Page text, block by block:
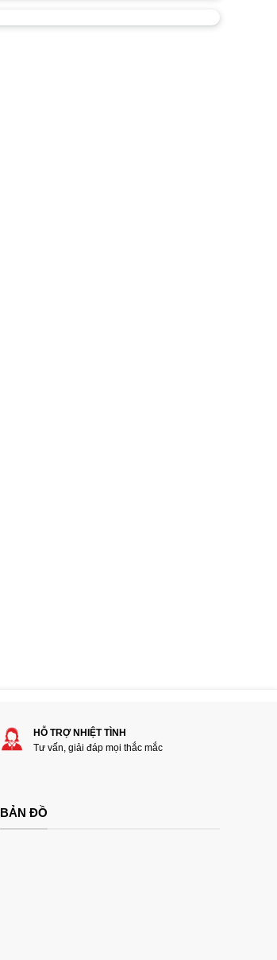
HỖ TRỢ NHIỆT TÌNH
Tư vấn, giải đáp mọi thắc mắc
BẢN ĐỒ